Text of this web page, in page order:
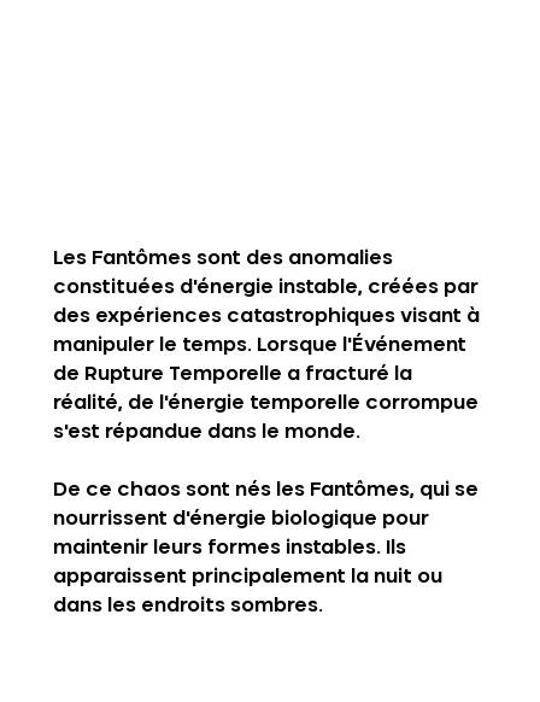
Les Fantômes sont des anomalies
constituées d'énergie instable, créées par
des expériences catastrophiques visant à
manipuler le temps. Lorsque l'Événement
de Rupture Temporelle a fracturé la
réalité, de l'énergie temporelle corrompue
s'est répandue dans le monde.
De ce chaos sont nés les Fantômes, qui se
nourrissent d'énergie biologique pour
maintenir leurs formes instables. Ils
apparaissent principalement la nuit ou
dans les endroits sombres.